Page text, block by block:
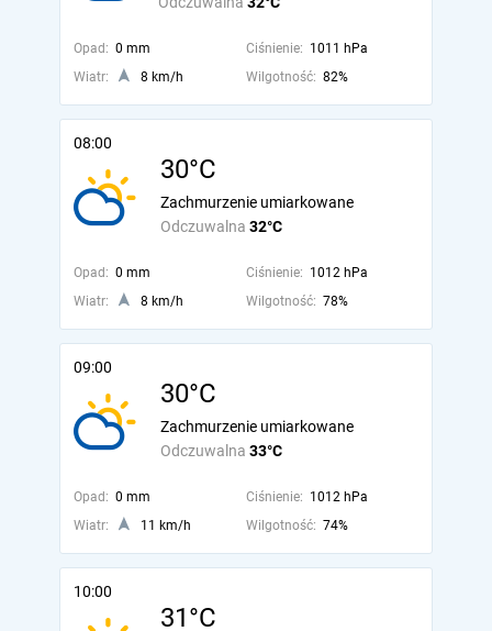
Opad: 0 mm Ciśnienie: 1011 hPa
Wiatr:
8 km/h Wilgotność: 82%
08:00
30°C
Odczuwalna 32°C
Zachmurzenie umiarkowane
Opad: 0 mm Ciśnienie: 1012 hPa
Wiatr:
8 km/h Wilgotność: 78%
09:00
30°C
Odczuwalna 33°C
Zachmurzenie umiarkowane
Opad: 0 mm Ciśnienie: 1012 hPa
Wiatr:
11 km/h Wilgotność: 74%
10:00
31°C